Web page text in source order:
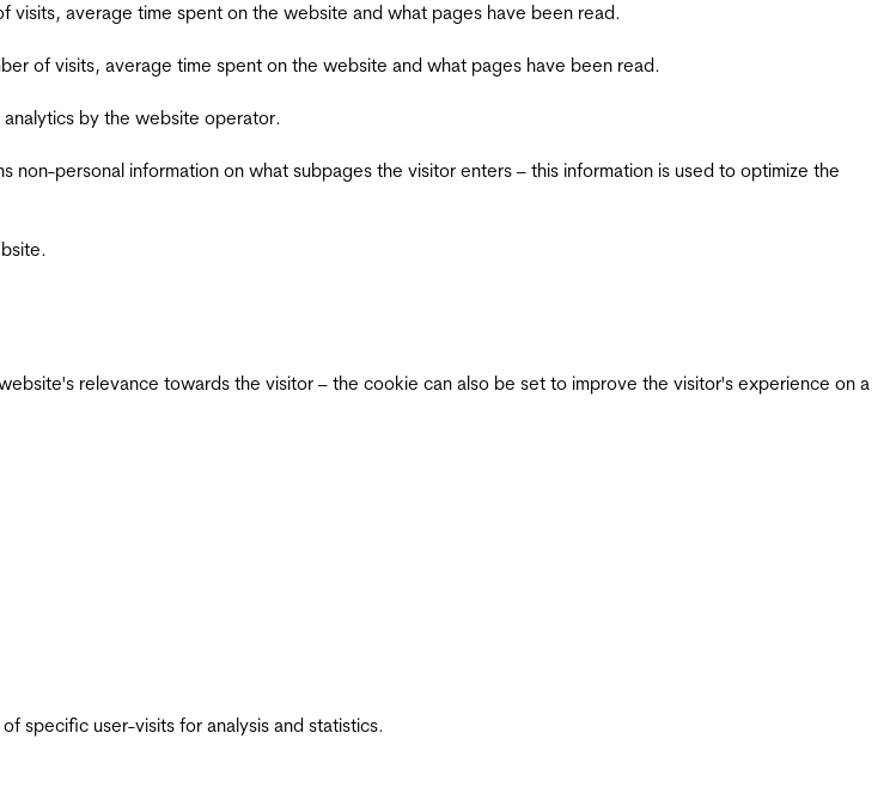
average time spent on the website and what pages have been read.
of visits, average time spent on the website and what pages have been read.
by the website operator.
non-personal information on what subpages the visitor enters – this information is used to optimize the
relevance towards the visitor – the cookie can also be set to improve the visitor's experience on a
specific user-visits for analysis and statistics.